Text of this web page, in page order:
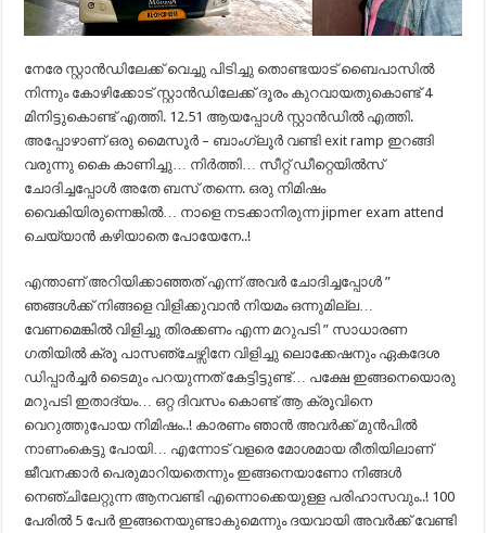
നേരേ സ്റ്റാന്‍ഡിലേക്ക് വെച്ചു പിടിച്ചു തൊണ്ടയാട് ബൈപാസില്‍
നിന്നും കോഴിക്കോട് സ്റ്റാന്‍ഡിലേക്ക് ദൂരം കുറവായതുകൊണ്ട് 4
മിനിട്ടുകൊണ്ട് എത്തി. 12.51 ആയപ്പോള്‍ സ്റ്റാന്‍ഡില്‍ എത്തി.
അപ്പോഴാണ് ഒരു മൈസൂര്‍ – ബാംഗ്ലൂര്‍ വണ്ടി exit ramp ഇറങ്ങി
വരുന്നു കൈ കാണിച്ചു… നിര്‍ത്തി… സീറ്റ് ഡീറ്റെയില്‍സ്
ചോദിച്ചപ്പോള്‍ അതേ ബസ് തന്നെ. ഒരു നിമിഷം
വൈകിയിരുന്നെങ്കില്‍… നാളെ നടക്കാനിരുന്ന jipmer exam attend
ചെയ്യാന്‍ കഴിയാതെ പോയേനേ..!
എന്താണ് അറിയിക്കാഞ്ഞത് എന്ന് അവര്‍ ചോദിച്ചപ്പോള്‍ ”
ഞങ്ങള്‍ക്ക് നിങ്ങളെ വിളിക്കുവാന്‍ നിയമം ഒന്നുമില്ല…
വേണമെങ്കില്‍ വിളിച്ചു തിരക്കണം എന്ന മറുപടി ” സാധാരണ
ഗതിയില്‍ ക്രൂ പാസഞ്ചേഴ്സിനേ വിളിച്ചു ലൊക്കേഷനും ഏകദേശ
ഡിപ്പാര്‍ച്ചര്‍ ടൈമും പറയുന്നത് കേട്ടിട്ടുണ്ട്… പക്ഷേ ഇങ്ങനെയൊരു
മറുപടി ഇതാദ്യം… ഒറ്റ ദിവസം കൊണ്ട് ആ ക്രൂവിനെ
വെറുത്തുപോയ നിമിഷം..! കാരണം ഞാന്‍ അവര്‍ക്ക് മുന്‍പില്‍
നാണംകെട്ടു പോയി… എന്നോട് വളരെ മോശമായ രീതിയിലാണ്
ജീവനക്കാര്‍ പെരുമാറിയതെന്നും ഇങ്ങനെയാണോ നിങ്ങള്‍
നെഞ്ചിലേറ്റുന്ന ആനവണ്ടി എന്നൊക്കെയുള്ള പരിഹാസവും..! 100
പേരില്‍ 5 പേര്‍ ഇങ്ങനെയുണ്ടാകുമെന്നും ദയവായി അവര്‍ക്ക് വേണ്ടി